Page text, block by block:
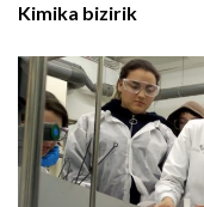
Kimika bizirik